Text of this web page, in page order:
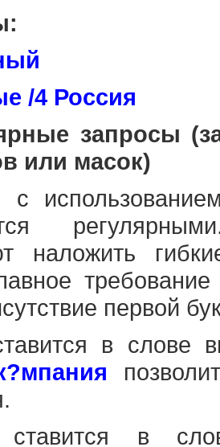
/4 Россия
запросы
или масок)
с
наложить
первой
в слове
ставится в